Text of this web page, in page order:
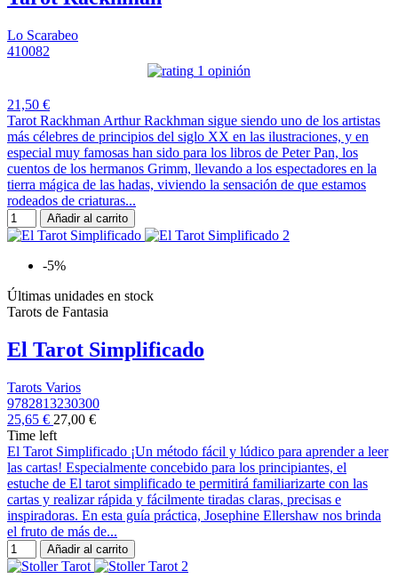
Lo Scarabeo
410082
1 opinión
21,50 €
Tarot Rackhman Arthur Rackhman sigue siendo uno de los artistas
más célebres de principios del siglo XX en las ilustraciones, y en
especial muy famosas han sido para los libros de Peter Pan, los
cuentos de los hermanos Grimm, llevando a los espectadores en la
tierra mágica de las hadas, viviendo la sensación de que estamos
rodeados de criaturas...
Añadir al carrito
-5%
Últimas unidades en stock
Tarots de Fantasia
El Tarot Simplificado
Tarots Varios
9782813230300
25,65 € 27,00 €
Time left
El Tarot Simplificado ¡Un método fácil y lúdico para aprender a leer
las cartas! Especialmente concebido para los principiantes, el
estuche de El tarot simplificado te permitirá familiarizarte con las
cartas y realizar rápida y fácilmente tiradas claras, precisas e
inspiradoras. En esta guía práctica, Josephine Ellershaw nos brinda
el fruto de más de...
Añadir al carrito